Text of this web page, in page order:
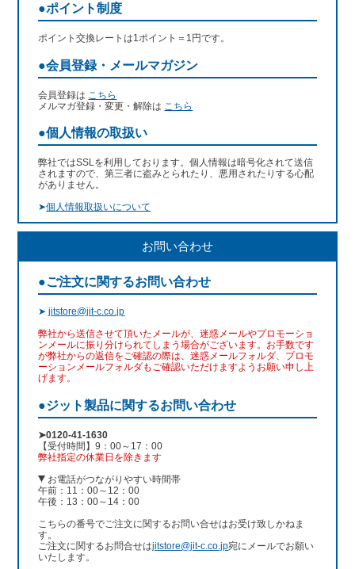
●ポイント制度
ポイント交換レートは1ポイント＝1円です。
●会員登録・メールマガジン
会員登録は こちら
メルマガ登録・変更・解除は こちら
●個人情報の取扱い
弊社ではSSLを利用しております。個人情報は暗号化されて送信
されますので、第三者に盗みとられたり、悪用されたりする心配
がありません。
➤個人情報取扱いについて
お問い合わせ
●ご注文に関するお問い合わせ
➤jitstore@jit-c.co.jp
弊社から送信させて頂いたメールが、迷惑メールやプロモーショ
ンメールに振り分けられてしまう場合がございます。お手数です
が弊社からの返信をご確認の際は、迷惑メールフォルダ、プロモ
ーションメールフォルダもご確認いただけますようお願い申し上
げます。
●ジット製品に関するお問い合わせ
➤0120-41-1630
【受付時間】9：00～17：00
弊社指定の休業日を除きます
お電話がつながりやすい時間帯
午前：11：00～12：00
午後：13：00～14：00
こちらの番号でご注文に関するお問い合せはお受け致しかねま
す。
ご注文に関するお問合せはjitstore@jit-c.co.jp宛にメールでお願い
いたします。